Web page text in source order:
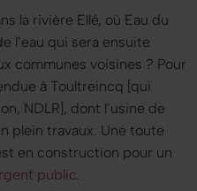
la rivière Ellé, où Eau du
l’eau qui sera ensuite
communes voisines ? Pour
à Toultreincq [qui
NDLR] , dont l’usine de
plein travaux. Une toute
en construction pour un
public.